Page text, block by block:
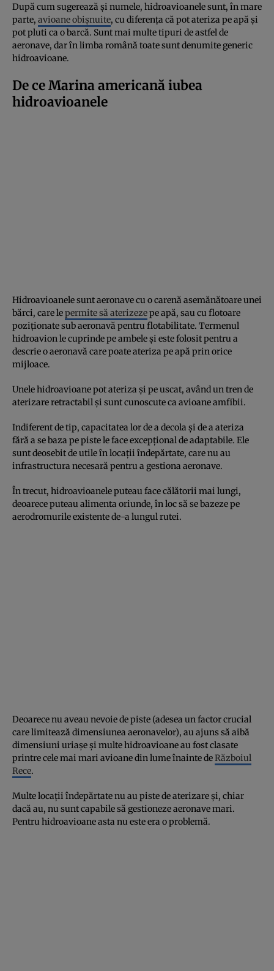
După cum sugerează și numele, hidroavioanele sunt, în mare
parte, avioane obișnuite, cu diferența că pot ateriza pe apă și
pot pluti ca o barcă. Sunt mai multe tipuri de astfel de
aeronave, dar în limba română toate sunt denumite generic
hidroavioane.
De ce Marina americană iubea
hidroavioanele
Hidroavioanele sunt aeronave cu o carenă asemănătoare unei
bărci, care lepermite să aterizezepe apă, sau cu flotoare
poziționate sub aeronavă pentru flotabilitate. Termenul
hidroavion le cuprinde pe ambele și este folosit pentru a
descrie o aeronavă care poate ateriza pe apă prin orice
mijloace.
Unele hidroavioane pot ateriza și pe uscat, având un tren de
aterizare retractabil și sunt cunoscute ca avioane amfibii.
Indiferent de tip, capacitatea lor de a decola și de a ateriza
fără a se baza pe piste le face excepțional de adaptabile. Ele
sunt deosebit de utile în locații îndepărtate, care nu au
infrastructura necesară pentru a gestiona aeronave.
În trecut, hidroavioanele puteau face călătorii mai lungi,
deoarece puteau alimenta oriunde, în loc să se bazeze pe
aerodromurile existente de-a lungul rutei.
Deoarece nu aveau nevoie de piste (adesea un factor crucial
care limitează dimensiunea aeronavelor), au ajuns să aibă
dimensiuni uriașe și multe hidroavioane au fost clasate
printre cele mai mari avioane din lume înainte deRăzboiul
Rece.
Multe locații îndepărtate nu au piste de aterizare și, chiar
dacă au, nu sunt capabile să gestioneze aeronave mari.
Pentru hidroavioane asta nu este era o problemă.